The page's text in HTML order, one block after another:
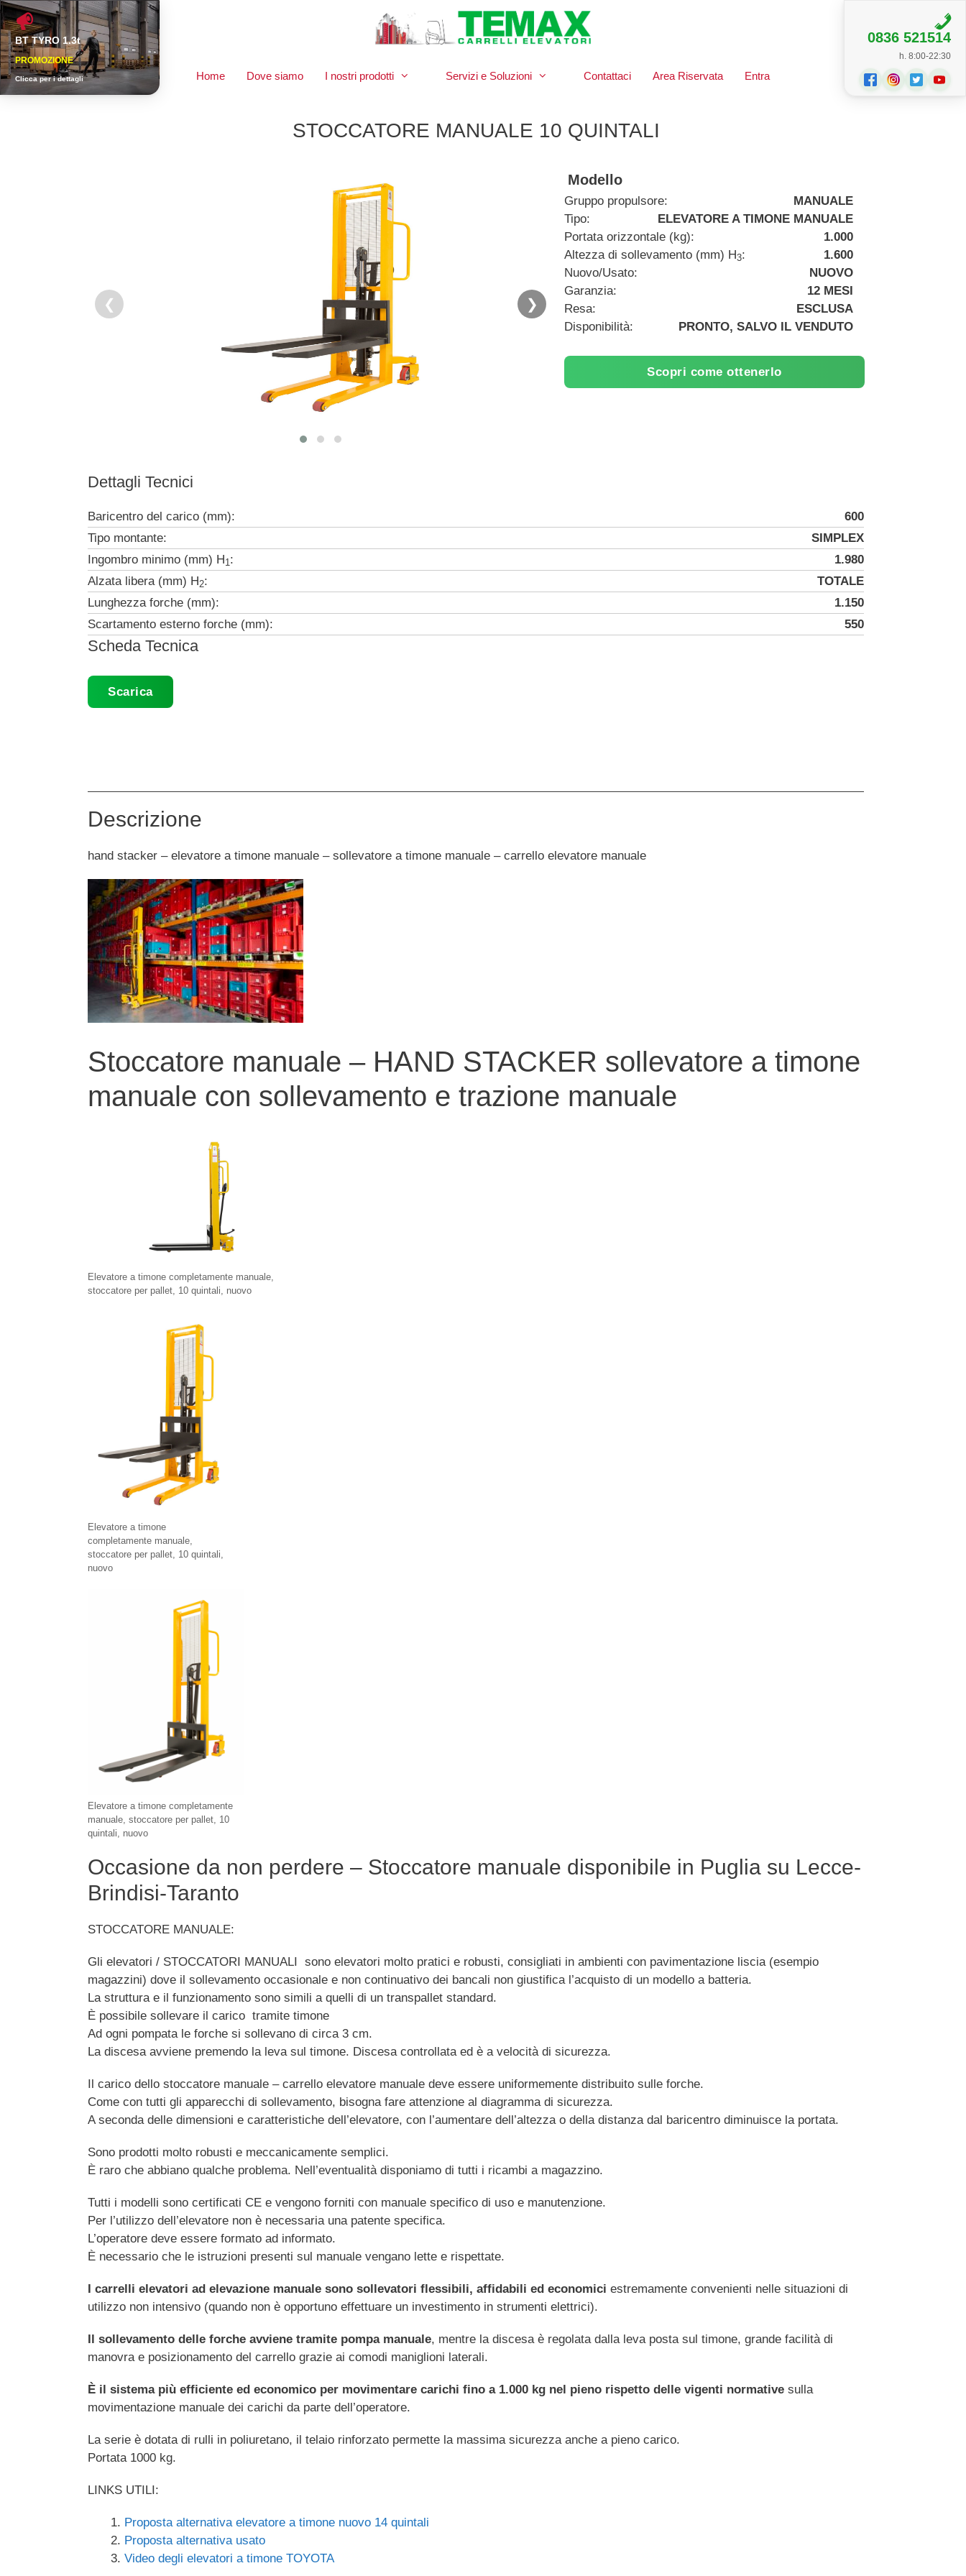
Vai
al
contenuto
Home Dove siamo I nostri prodotti Servizi e Soluzioni Contattaci Area Riservata Entra
0836 521514
h. 8:00-22:30
BT TYRO 1.3t
PROMOZIONE
Clicca per i dettagli
STOCCATORE MANUALE 10 QUINTALI
❮ ❯
Modello
Gruppo propulsore:
MANUALE
Tipo:
ELEVATORE A TIMONE MANUALE
Portata orizzontale (kg):
1.000
Altezza di sollevamento (mm) H3:
1.600
Nuovo/Usato:
NUOVO
Garanzia:
12 MESI
Resa:
ESCLUSA
Disponibilità:
PRONTO, SALVO IL VENDUTO
Scopri come ottenerlo
Dettagli Tecnici
Baricentro del carico (mm):
600
Tipo montante:
SIMPLEX
Ingombro minimo (mm) H1:
1.980
Alzata libera (mm) H2:
TOTALE
Lunghezza forche (mm):
1.150
Scartamento esterno forche (mm):
550
Scheda Tecnica
Scarica
Descrizione
hand stacker – elevatore a timone manuale – sollevatore a timone manuale – carrello elevatore manuale
Stoccatore manuale – HAND STACKER sollevatore a timone
manuale con sollevamento e trazione manuale
Elevatore a timone completamente manuale,
stoccatore per pallet, 10 quintali, nuovo
Elevatore a timone
completamente manuale,
stoccatore per pallet, 10 quintali,
nuovo
Elevatore a timone completamente
manuale, stoccatore per pallet, 10
quintali, nuovo
Occasione da non perdere – Stoccatore manuale disponibile in Puglia su Lecce-
Brindisi-Taranto
STOCCATORE MANUALE:
Gli elevatori / STOCCATORI MANUALI sono elevatori molto pratici e robusti, consigliati in ambienti con pavimentazione liscia (esempio
magazzini) dove il sollevamento occasionale e non continuativo dei bancali non giustifica l’acquisto di un modello a batteria.
La struttura e il funzionamento sono simili a quelli di un transpallet standard.
È possibile sollevare il carico tramite timone
Ad ogni pompata le forche si sollevano di circa 3 cm.
La discesa avviene premendo la leva sul timone. Discesa controllata ed è a velocità di sicurezza.
Il carico dello stoccatore manuale – carrello elevatore manuale deve essere uniformemente distribuito sulle forche.
Come con tutti gli apparecchi di sollevamento, bisogna fare attenzione al diagramma di sicurezza.
A seconda delle dimensioni e caratteristiche dell’elevatore, con l’aumentare dell’altezza o della distanza dal baricentro diminuisce la portata.
Sono prodotti molto robusti e meccanicamente semplici.
È raro che abbiano qualche problema. Nell’eventualità disponiamo di tutti i ricambi a magazzino.
Tutti i modelli sono certificati CE e vengono forniti con manuale specifico di uso e manutenzione.
Per l’utilizzo dell’elevatore non è necessaria una patente specifica.
L’operatore deve essere formato ad informato.
È necessario che le istruzioni presenti sul manuale vengano lette e rispettate.
I carrelli elevatori ad elevazione manuale sono sollevatori flessibili, affidabili ed economici estremamente convenienti nelle situazioni di
utilizzo non intensivo (quando non è opportuno effettuare un investimento in strumenti elettrici).
Il sollevamento delle forche avviene tramite pompa manuale, mentre la discesa è regolata dalla leva posta sul timone, grande facilità di
manovra e posizionamento del carrello grazie ai comodi maniglioni laterali.
È il sistema più efficiente ed economico per movimentare carichi fino a 1.000 kg nel pieno rispetto delle vigenti normative sulla
movimentazione manuale dei carichi da parte dell’operatore.
La serie è dotata di rulli in poliuretano, il telaio rinforzato permette la massima sicurezza anche a pieno carico.
Portata 1000 kg.
LINKS UTILI:
Proposta alternativa elevatore a timone nuovo 14 quintali
Proposta alternativa usato
Video degli elevatori a timone TOYOTA